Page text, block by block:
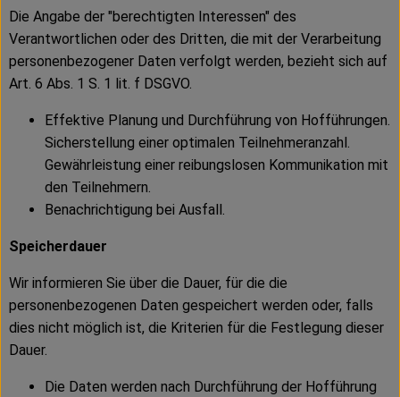
Die Angabe der "berechtigten Interessen" des
Verantwortlichen oder des Dritten, die mit der Verarbeitung
personenbezogener Daten verfolgt werden, bezieht sich auf
Art. 6 Abs. 1 S. 1 lit. f DSGVO.
Effektive Planung und Durchführung von Hofführungen.
Sicherstellung einer optimalen Teilnehmeranzahl.
Gewährleistung einer reibungslosen Kommunikation mit
den Teilnehmern.
Benachrichtigung bei Ausfall.
Speicherdauer
Wir informieren Sie über die Dauer, für die die
personenbezogenen Daten gespeichert werden oder, falls
dies nicht möglich ist, die Kriterien für die Festlegung dieser
Dauer.
Die Daten werden nach Durchführung der Hofführung